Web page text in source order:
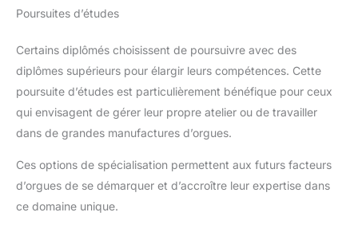
Poursuites d’études
Certains diplômés choisissent de poursuivre avec des
diplômes supérieurs pour élargir leurs compétences. Cette
poursuite d’études est particulièrement bénéfique pour ceux
qui envisagent de gérer leur propre atelier ou de travailler
dans de grandes manufactures d’orgues.
Ces options de spécialisation permettent aux futurs facteurs
d’orgues de se démarquer et d’accroître leur expertise dans
ce domaine unique.